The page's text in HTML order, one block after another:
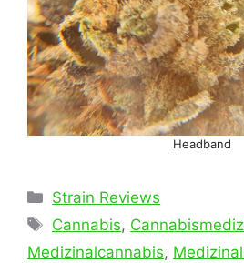
Headband
Kategorien
Strain Reviews
Schlagwörter
Cannabis,
Medizinalcannabis,